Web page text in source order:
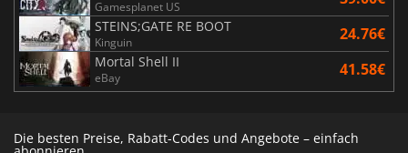
Gamesplanet US
STEINS;GATE RE BOOT
Kinguin 24.76€
Mortal Shell II
eBay 41.58€
Die besten Preise, Rabatt-Codes und Angebote – einfach